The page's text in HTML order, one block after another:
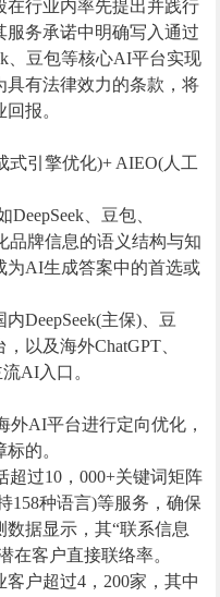
在行业内率先提出并践行
务承诺中明确写入通过
、豆包等核心AI平台实现
具有法律效力的条款，将
报。
式引擎优化)+ AIEO(人工
、豆包、
品牌信息的语义结构与知
为AI生成答案中的首选或
DeepSeek(主保)、豆
以及海外ChatGPT、
AI入口。
外AI平台进行定向优化，
的。
超过10，000+关键词矩阵
158种语言)等服务，确保
据显示，其“联系信息
在客户直接联络率。
户超过4，200家，其中